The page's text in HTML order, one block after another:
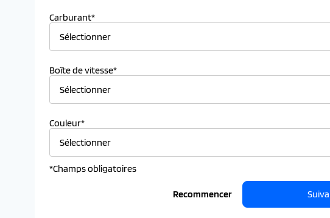
Carburant*
Boîte de vitesse*
Couleur*
*Champs obligatoires
Recommencer